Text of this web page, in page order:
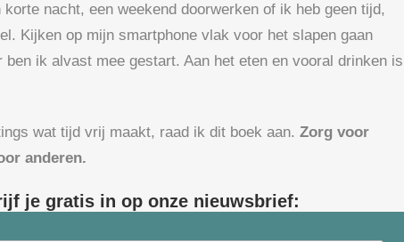
nacht, een weekend doorwerken of ik heb geen tijd,
Kijken op mijn smartphone vlak voor het slapen gaan
ik alvast mee gestart. Aan het eten en vooral drinken is
wat tijd vrij maakt, raad ik dit boek aan. Zorg voor
anderen.
je gratis in op onze nieuwsbrief: